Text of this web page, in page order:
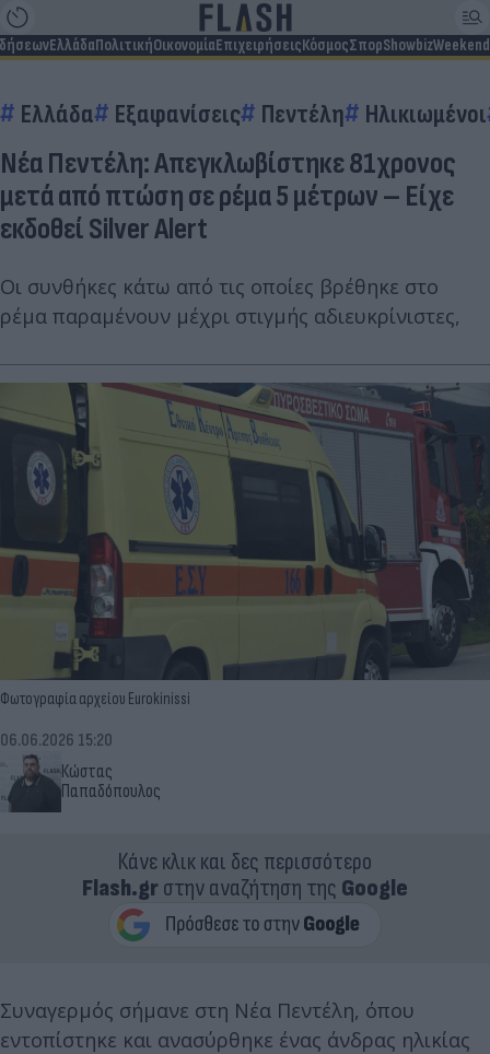
ΕλλάδαΠολιτικήΟικονομίαΕπιχειρήσειςΚόσμοςΣπορShowbizWeekend
Ελλάδα Εξαφανίσεις Πεντέλη Ηλικιωμένοι
Νέα Πεντέλη: Απεγκλωβίστηκε 81χρονος
μετά από πτώση σε ρέμα 5 μέτρων – Είχε
εκδοθεί Silver Alert
Οι συνθήκες κάτω από τις οποίες βρέθηκε στο
ρέμα παραμένουν μέχρι στιγμής αδιευκρίνιστες,
Φωτογραφία αρχείου Eurokinissi
Κώστας
Παπαδόπουλος
06.06.2026 15:20
Κάνε κλικ και δες περισσότερο
Flash.grστην αναζήτηση της Google
Συναγερμός σήμανε στη Νέα Πεντέλη, όπου
εντοπίστηκε και ανασύρθηκε ένας άνδρας ηλικίας